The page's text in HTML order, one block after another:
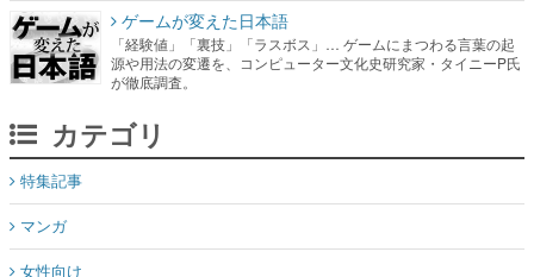
カテゴリ
マンガ
女性向け
アプリレビュー